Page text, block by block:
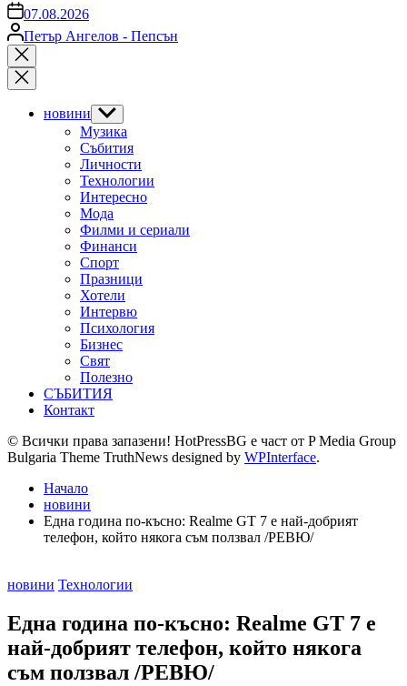
on07.08.2026
Posted
by
Петър Ангелов - Пепсън
Close
search
новини Show
sub
menu
Музика
Събития
Личности
Технологии
Интересно
Мода
Филми и сериали
Финанси
Спорт
Празници
Хотели
Интервю
Психология
Бизнес
Свят
Полезно
СЪБИТИЯ
Контакт
© Всички права запазени! HotPressBG е част от P Media Group
Bulgaria Theme TruthNews designed by WPInterface.
Начало
новини
Една година по-късно: Realme GT 7 е най-добрият
телефон, който някога съм ползвал /РЕВЮ/
Posted
новини Технологии
Една година по-късно: Realme GT 7 е
най-добрият телефон, който някога
съм ползвал /РЕВЮ/